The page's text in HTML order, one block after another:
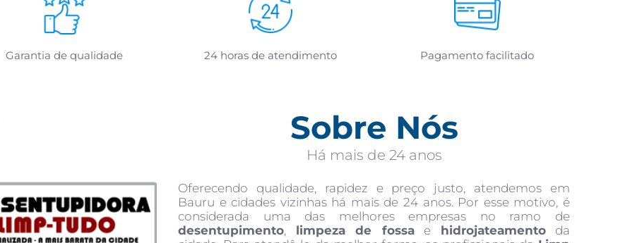
Garantia de qualidade 24 horas de atendimento Pagamento facilitado
Sobre Nós
Há mais de 24 anos
Oferecendo qualidade, rapidez e preço justo, atendemos em
Bauru e cidades vizinhas há mais de 24 anos. Por esse motivo, é
considerada uma das melhores empresas no ramo de
desentupimento, limpeza de fossae hidrojateamentoda